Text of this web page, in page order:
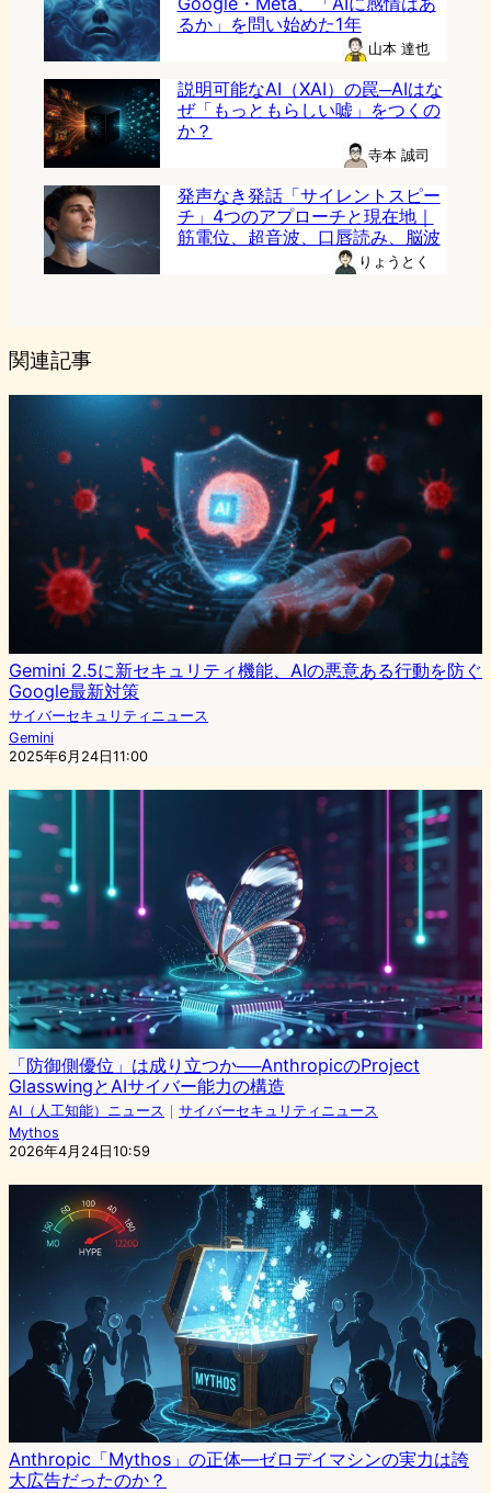
るか」を問い始めた1年
山本 達也
説明可能なAI（XAI）の罠─AIはな
ぜ「もっともらしい嘘」をつくの
か？
寺本 誠司
発声なき発話「サイレントスピー
チ」4つのアプローチと現在地｜
筋電位、超音波、口唇読み、脳波
りょうとく
関連記事
Gemini 2.5に新セキュリティ機能、AIの悪意ある行動を防ぐ
Google最新対策
サイバーセキュリティニュース
Gemini
2025年6月24日11:00
「防御側優位」は成り立つか──AnthropicのProject
GlasswingとAIサイバー能力の構造
AI（人工知能）ニュース ｜ サイバーセキュリティニュース
Mythos
2026年4月24日10:59
Anthropic「Mythos」の正体—ゼロデイマシンの実力は誇
大広告だったのか？